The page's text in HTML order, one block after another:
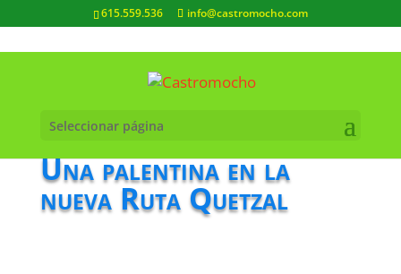
615.559.536 info@castromocho.com
Seleccionar página
Una palentina en la
nueva Ruta Quetzal